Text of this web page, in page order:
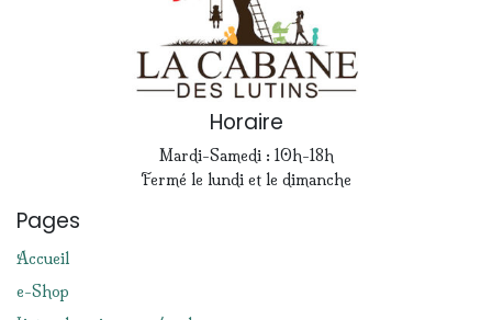
Horaire
Mardi-Samedi : 10h-18h
Fermé le lundi et le dimanche
Pages
Accueil
e-Shop